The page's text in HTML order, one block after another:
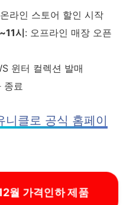
라인 스토어 할인 시작
시: 오프라인 매장 오픈
윈터 컬렉션 발매
종료
니클로 공식 홈페이
월 가격인하 제품